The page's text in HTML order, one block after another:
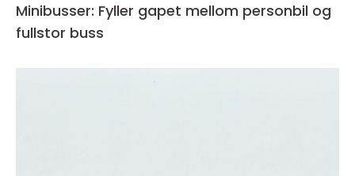
Minibusser: Fyller gapet mellom personbil og
fullstor buss